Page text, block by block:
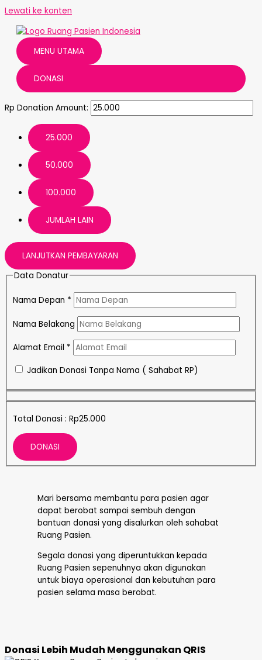
Lewati ke konten
MENU UTAMA
DONASI
Rp Donation Amount:
25.000
50.000
100.000
JUMLAH LAIN
LANJUTKAN PEMBAYARAN
Data Donatur
Nama Depan *
Nama Belakang
Alamat Email *
Jadikan Donasi Tanpa Nama ( Sahabat RP)
Total Donasi :Rp25.000
Mari bersama membantu para pasien agar
dapat berobat sampai sembuh dengan
bantuan donasi yang disalurkan oleh sahabat
Ruang Pasien.
Segala donasi yang diperuntukkan kepada
Ruang Pasien sepenuhnya akan digunakan
untuk biaya operasional dan kebutuhan para
pasien selama masa berobat.
Donasi Lebih Mudah Menggunakan QRIS